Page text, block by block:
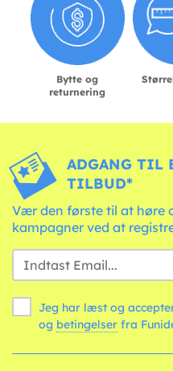
Bytte og
returnering
ADGANG TIL
TILBUD*
Vær den første til at høre
kampagner ved at
Jeg har læst og
og betingelser fra